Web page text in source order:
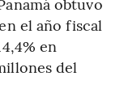
el año fiscal
en
del